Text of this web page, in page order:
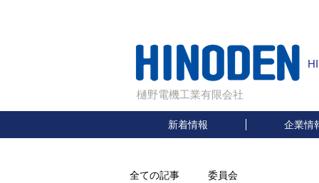
樋野電機工業有限会社
新着情報 企業情
全ての記事 委員会